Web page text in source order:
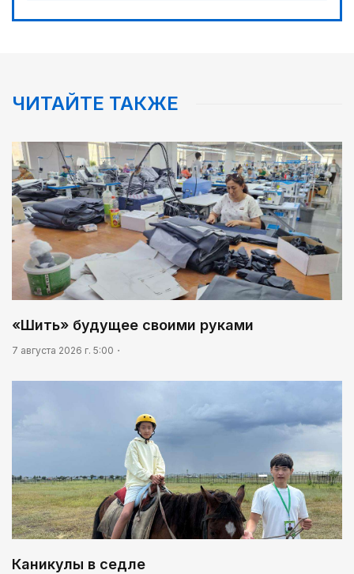
ЧИТАЙТЕ ТАКЖЕ
«Шить» будущее своими руками
7 августа 2026 г. 5:00
Каникулы в седле